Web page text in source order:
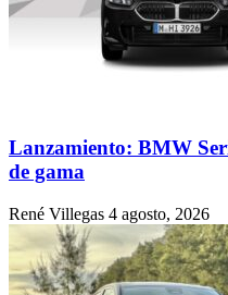
Lanzamiento: BMW
de gama
René Villegas 4 agosto, 2026